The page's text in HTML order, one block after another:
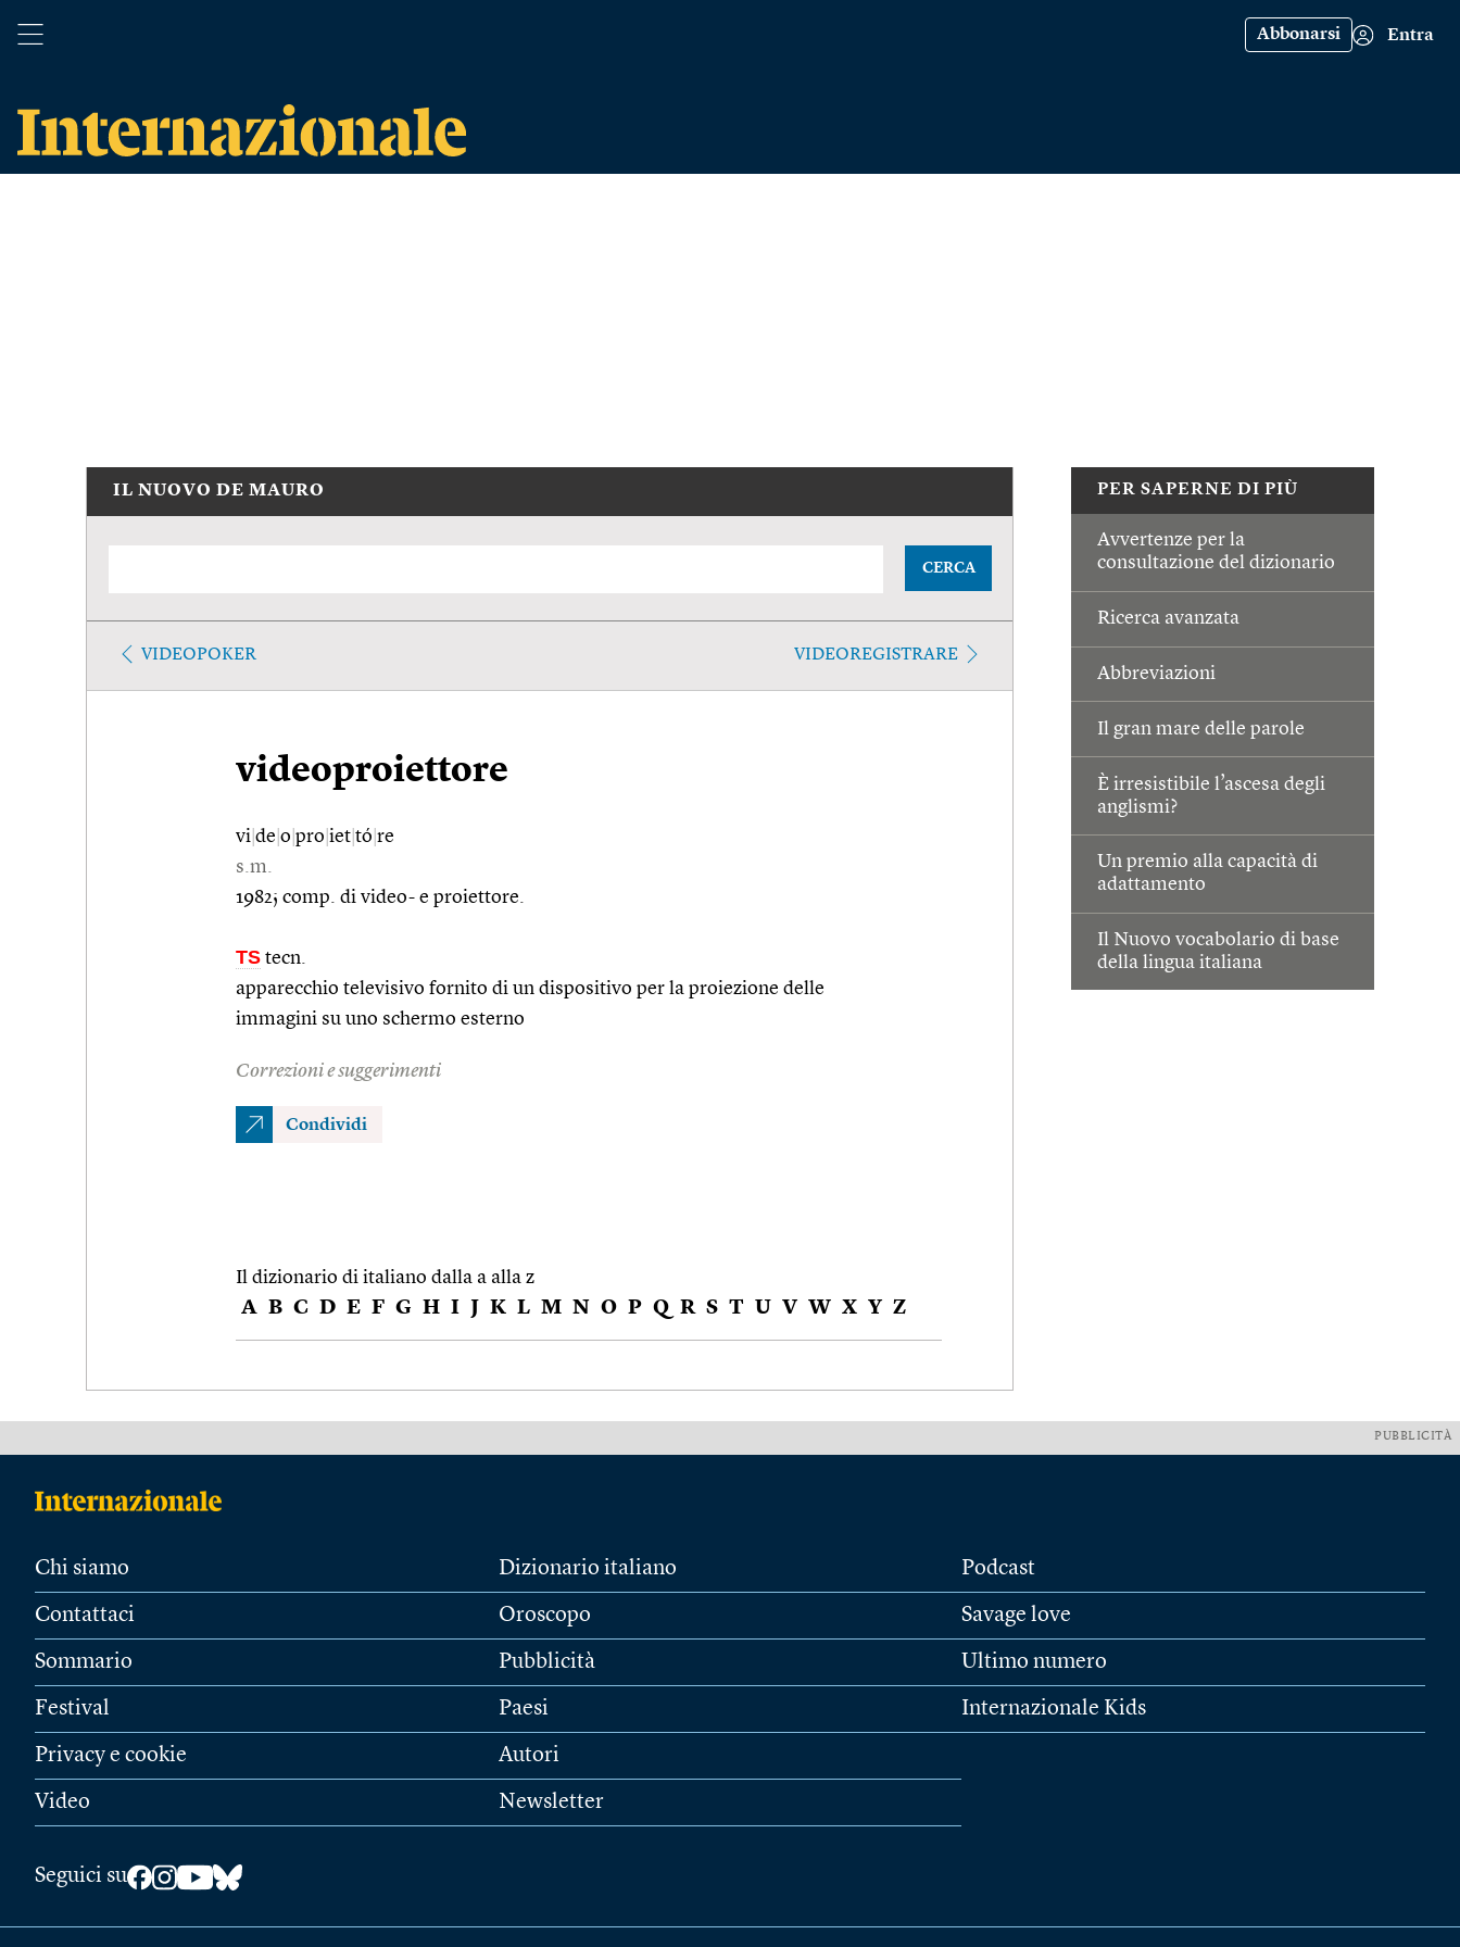
Abbonarsi Entra
PER SAPERNE DI PIÙ
Avvertenze per la
consultazione del dizionario
Ricerca avanzata
Abbreviazioni
Il gran mare delle parole
È irresistibile l’ascesa degli
anglismi?
Un premio alla capacità di
adattamento
Il Nuovo vocabolario di base
della lingua italiana
IL NUOVO DE MAURO
CERCA
VIDEOPOKER VIDEOREGISTRARE
videoproiettore
vi de o pro iet tó re
s.m.
1982; comp. di video- e proiettore.
TS tecn.
apparecchio televisivo fornito di un dispositivo per la proiezione delle
immagini su uno schermo esterno
Correzioni e suggerimenti
Condividi
Il dizionario di italiano dalla a alla z
A B C D E F G H I J K L M N O P Q R S T U V W X Y Z
PUBBLICITÀ
Chi siamo
Contattaci
Sommario
Festival
Privacy e cookie
Video
Dizionario italiano
Oroscopo
Pubblicità
Paesi
Autori
Newsletter
Podcast
Savage love
Ultimo numero
Internazionale Kids
Seguici su